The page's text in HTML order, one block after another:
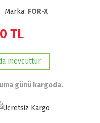
Marka: FOR-X
TL
mevcuttur.
günü kargoda.